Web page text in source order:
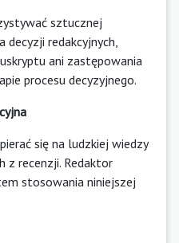
sztucznej
redakcyjnych,
ani zastępowania
procesu decyzyjnego.
się na ludzkiej wiedzy
z recenzji. Redaktor
stosowania niniejszej